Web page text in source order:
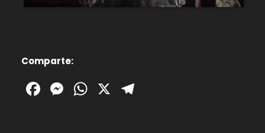
Comparte:
Facebook
Messenger
WhatsApp
X